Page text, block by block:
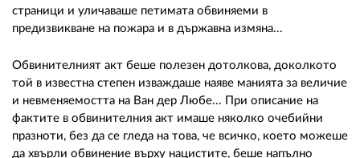
страници и уличаваше петимата обвиняеми в
предизвикване на пожара и в държавна измяна...
Обвинителният акт беше полезен дотолкова, доколкото
той в известна степен изваждаше наяве манията за величие
и невменяемостта на Ван дер Любе... При описание на
фактите в обвинителния акт имаше няколко очебийни
празноти, без да се гледа на това, че всичко, което можеше
да хвърли обвинение върху нацистите, беше напълно